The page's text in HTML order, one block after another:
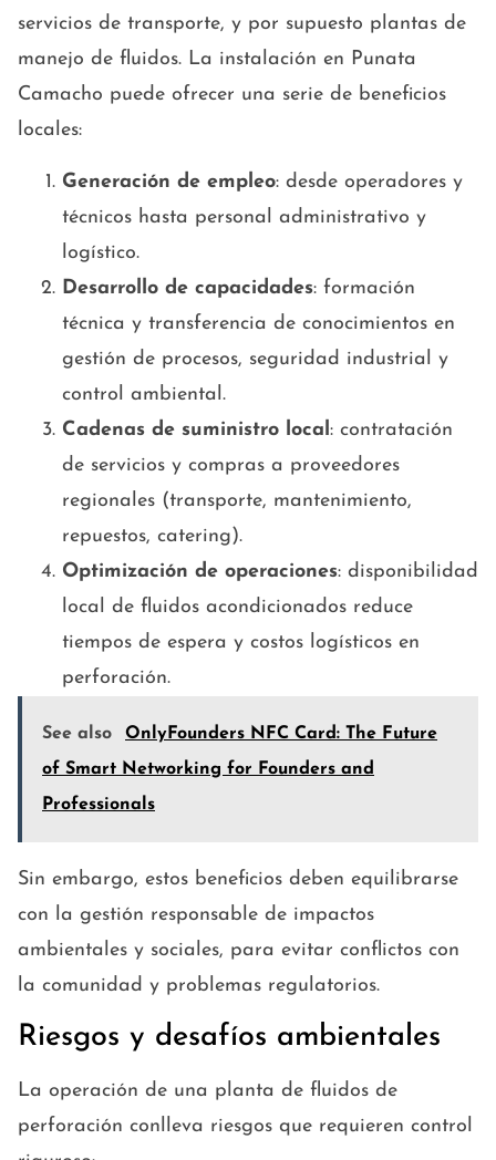
servicios de transporte, y por supuesto plantas de
manejo de fluidos. La instalación en Punata
Camacho puede ofrecer una serie de beneficios
locales:
Generación de empleo: desde operadores y
técnicos hasta personal administrativo y
logístico.
Desarrollo de capacidades: formación
técnica y transferencia de conocimientos en
gestión de procesos, seguridad industrial y
control ambiental.
Cadenas de suministro local : contratación
de servicios y compras a proveedores
regionales (transporte, mantenimiento,
repuestos, catering).
Optimización de operaciones: disponibilidad
local de fluidos acondicionados reduce
tiempos de espera y costos logísticos en
perforación.
See also
OnlyFounders NFC Card: The Future
of Smart Networking for Founders and
Professionals
Sin embargo, estos beneficios deben equilibrarse
con la gestión responsable de impactos
ambientales y sociales, para evitar conflictos con
la comunidad y problemas regulatorios.
Riesgos y desafíos ambientales
La operación de una planta de fluidos de
perforación conlleva riesgos que requieren control